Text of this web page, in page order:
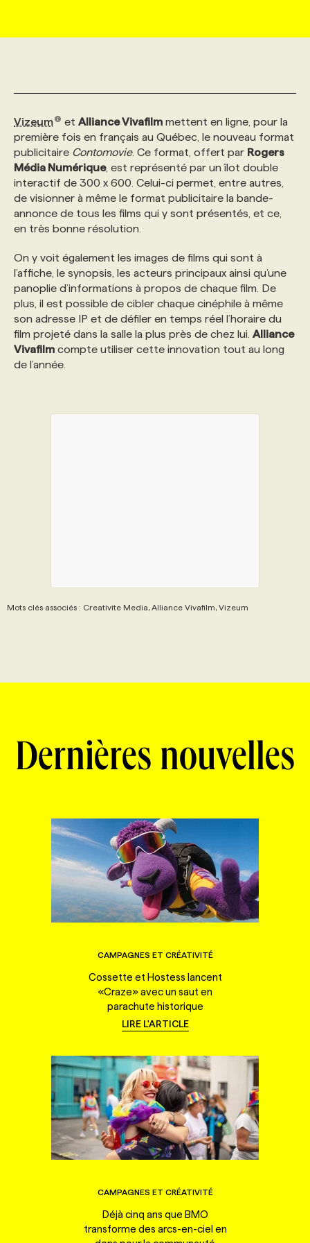
NOUVEAUX MANDATS
INITIATIVES NUMÉRIQUES
PRIX ET DISTINCTIONS
TENDANCES
MARKETING ET COMMUNICATION
MARKETING DURABLE
GEO/SEO
ÉVÉNEMENTIEL
NOS AUTEUR‧RICES
BULLETIN RECRUTEMENT
ANNONCEZ AVEC NOUS
AFFICHEZ UN POSTE / TARIFS
PROFIL ENTREPRISE
FAQ
ANNONCEZ AVEC NOUS
CANDIDAT
PROFIL CANDIDAT
NOS CONFÉRENCES
ANNONCEZ AVEC NOUS
FORMATIONS
NOS PARCOURS DE FORMATIONS
FORMATIONS PERSONNALISÉES
NOS FORMATEUR‧RICES
POURQUOI CHOISIR NOS FORMATIONS
NOS TARIFS
PROGRAMMES DE SUBVENTIONS
SERVICE DE CHASSE DE TÊTE
NOS TARIFS
NOS EXPERTISES
FAQ
ANNONCEZ AVEC NOUS
Vizeum et Alliance Vivafilmmettent en ligne, pour la
première fois en français au Québec, le nouveau format
publicitaire Contomovie. Ce format, offert par Rogers
Média Numérique, est représenté par un îlot double
interactif de 300 x 600. Celui-ci permet, entre autres,
de visionner à même le format publicitaire la bande-
annonce de tous les films qui y sont présentés, et ce,
en très bonne résolution.
On y voit également les images de films qui sont à
l’affiche, le synopsis, les acteurs principaux ainsi qu’une
panoplie d’informations à propos de chaque film. De
plus, il est possible de cibler chaque cinéphile à même
son adresse IP et de défiler en temps réel l’horaire du
film projeté dans la salle la plus près de chez lui. Alliance
Vivafilm compte utiliser cette innovation tout au long
de l’année.
Mots clés associés : Creativite Media, Alliance Vivafilm, Vizeum
Dernières nouvelles
CAMPAGNES ET CRÉATIVITÉ
Cossette et Hostess lancent
«Craze» avec un saut en
parachute historique
LIRE L'ARTICLE
CAMPAGNES ET CRÉATIVITÉ
Déjà cinq ans que BMO
transforme des arcs-en-ciel en